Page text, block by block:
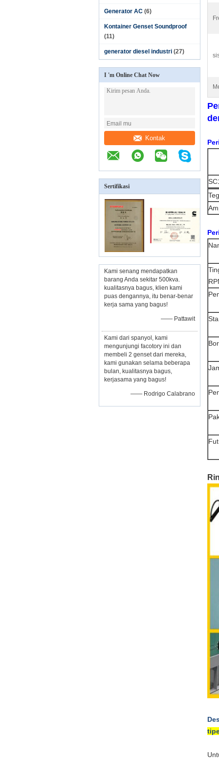
Generator AC (6)
Kontainer Genset Soundproof
(11)
generator diesel industri (27)
I 'm Online Chat Now
Kontak
Sertifikasi
Kami senang mendapatkan
barang Anda sekitar 500kva.
kualitasnya bagus, klien kami
puas dengannya, itu benar-benar
kerja sama yang bagus!
—— Pattawit
Kami dari spanyol, kami
mengunjungi facotory ini dan
membeli 2 genset dari mereka,
kami gunakan selama beberapa
bulan, kualitasnya bagus,
kerjasama yang bagus!
—— Rodrigo Calabrano